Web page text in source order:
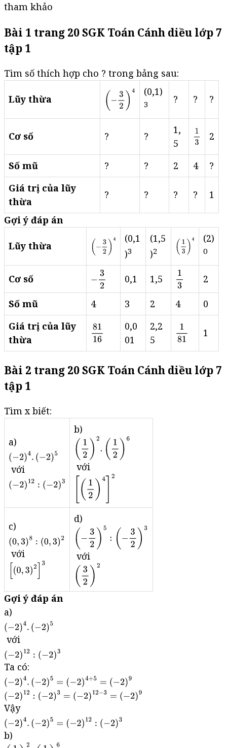
tham khảo
Bài 1 trang 20 SGK Toán Cánh diều lớp 7
tập 1
Tìm số thích hợp cho ? trong bảng sau:
Lũy thừa
(0,1)
3 ? ? ?
Cơ số ? ?
1,
5
2
Số mũ ? ? 2 4
?
Giá trị của lũy
thừa
? ? ? ? 1
Gợi ý đáp án
Lũy thừa
(0,1
)3
(1,5
)2
(2)
0
Cơ số 0,1 1,5 2
Số mũ 4 3 2 4
0
Giá trị của lũy
thừa
0,0
01
2,2
5
1
Bài 2 trang 20 SGK Toán Cánh diều lớp 7
tập 1
Tìm x biết:
a)
với
b)
với
c)
với
d)
với
Gợi ý đáp án
a)
với
Ta có:
Vậy
b)